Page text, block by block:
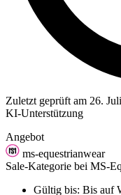
Zuletzt geprüft am 26.
KI‑Unterstützung
Angebot
ms-equestrianwear
Sale-Kategorie bei MS-
Gültig bis: Bis auf